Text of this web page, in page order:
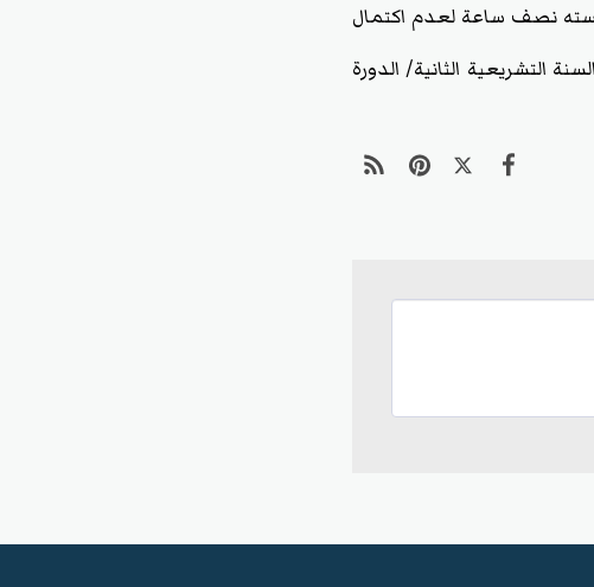
جلسته نصف ساعة لعدم اكتمال
التشريعي الثاني/ السنة التشريعية الثانية/ الدورة